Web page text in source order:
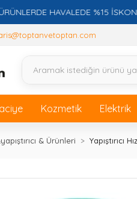
HAVALEDE %15 İSKONTO
Kozmetik Elektrik
& Ürünleri Yapıştırıcı